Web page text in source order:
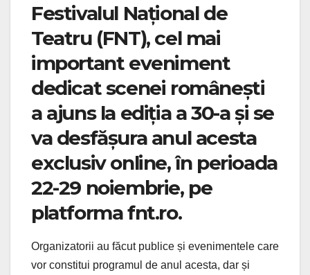
Festivalul Național de
Teatru (FNT), cel mai
important eveniment
dedicat scenei românești
a ajuns la ediția a 30-a și se
va desfășura anul acesta
exclusiv online, în perioada
22-29 noiembrie, pe
platforma fnt.ro.
Organizatorii au făcut publice și evenimentele care
vor constitui programul de anul acesta, dar și